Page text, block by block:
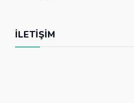
İLETIŞIM